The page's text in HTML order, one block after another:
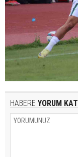
HABERE YORUM KAT